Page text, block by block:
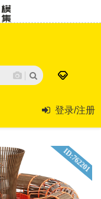
登录/注册
ID:762201